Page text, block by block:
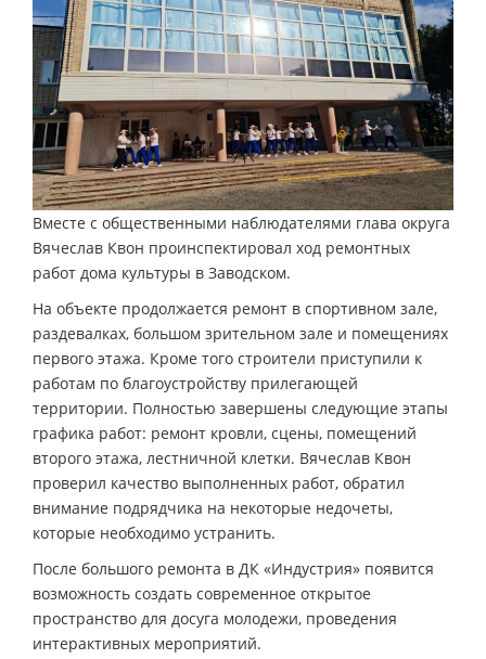
Вместе с общественными наблюдателями глава округа
Вячеслав Квон проинспектировал ход ремонтных
работ дома культуры в Заводском.
На объекте продолжается ремонт в спортивном зале,
раздевалках, большом зрительном зале и помещениях
первого этажа. Кроме того строители приступили к
работам по благоустройству прилегающей
территории. Полностью завершены следующие этапы
графика работ: ремонт кровли, сцены, помещений
второго этажа, лестничной клетки. Вячеслав Квон
проверил качество выполненных работ, обратил
внимание подрядчика на некоторые недочеты,
которые необходимо устранить.
После большого ремонта в ДК «Индустрия» появится
возможность создать современное открытое
пространство для досуга молодежи, проведения
интерактивных мероприятий.